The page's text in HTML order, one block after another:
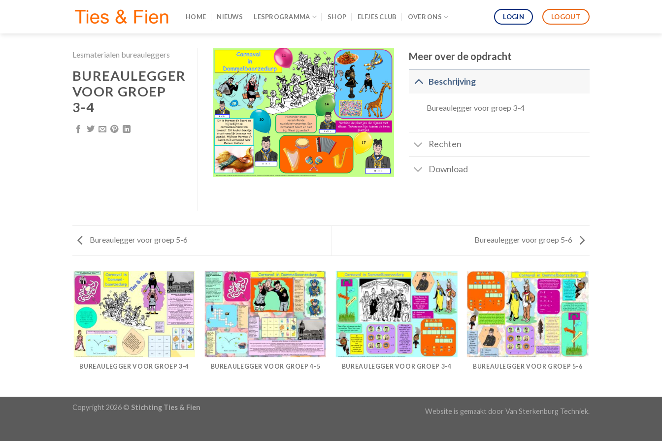
HOME NIEUWS LESPROGRAMMA SHOP ELFJES CLUB OVER ONS LOGIN LOGOUT
Lesmaterialen bureauleggers
BUREAULEGGER
VOOR GROEP
3-4
Meer over de opdracht
Beschrijving
Bureaulegger voor groep 3-4
Rechten
Download
Bureaulegger voor groep 5-6 Bureaulegger voor groep 5-6
BUREAULEGGER VOOR GROEP 3-4 BUREAULEGGER VOOR GROEP 4-5 BUREAULEGGER VOOR GROEP 3-4 BUREAULEGGER VOOR GROEP 5-6
Website is gemaakt door Van Sterkenburg Techniek.
Copyright 2026 © Stichting Ties & Fien